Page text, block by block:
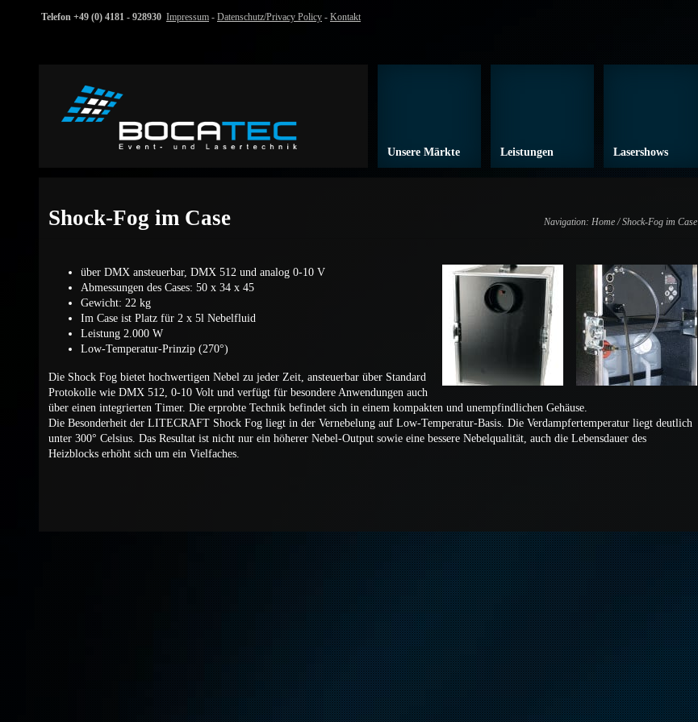
Telefon +49 (0) 4181 - 928930 Impressum - Datenschutz/Privacy Policy - Kontakt
Unsere Märkte Leistungen Lasershows
Shock-Fog im Case Navigation: Home/ Shock-Fog im Case
über DMX ansteuerbar, DMX 512 und analog 0-10 V
Abmessungen des Cases: 50 x 34 x 45
Gewicht: 22 kg
Im Case ist Platz für 2 x 5l Nebelfluid
Leistung 2.000 W
Low-Temperatur-Prinzip (270°)
Die Shock Fog bietet hochwertigen Nebel zu jeder Zeit, ansteuerbar über Standard
Protokolle wie DMX 512, 0-10 Volt und verfügt für besondere Anwendungen auch
über einen integrierten Timer. Die erprobte Technik befindet sich in einem kompakten und unempfindlichen Gehäuse.
Die Besonderheit der LITECRAFT Shock Fog liegt in der Vernebelung auf Low-Temperatur-Basis. Die Verdampfertemperatur liegt deutlich
unter 300° Celsius. Das Resultat ist nicht nur ein höherer Nebel-Output sowie eine bessere Nebelqualität, auch die Lebensdauer des
Heizblocks erhöht sich um ein Vielfaches.